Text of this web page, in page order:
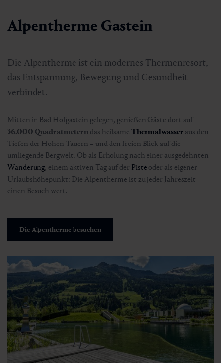
Alpentherme Gastein
Die Alpentherme ist ein modernes Thermenresort,
das Entspannung, Bewegung und Gesundheit
verbindet.
Mitten in Bad Hofgastein gelegen, genießen Gäste dort auf
36.000 Quadratmetern das heilsame Thermalwasser aus den
Tiefen der Hohen Tauern – und den freien Blick auf die
umliegende Bergwelt. Ob als Erholung nach einer ausgedehnten
Wanderung, einem aktiven Tag auf der Piste oder als eigener
Urlaubshöhepunkt: Die Alpentherme ist zu jeder Jahreszeit
einen Besuch wert.
Die Alpentherme besuchen